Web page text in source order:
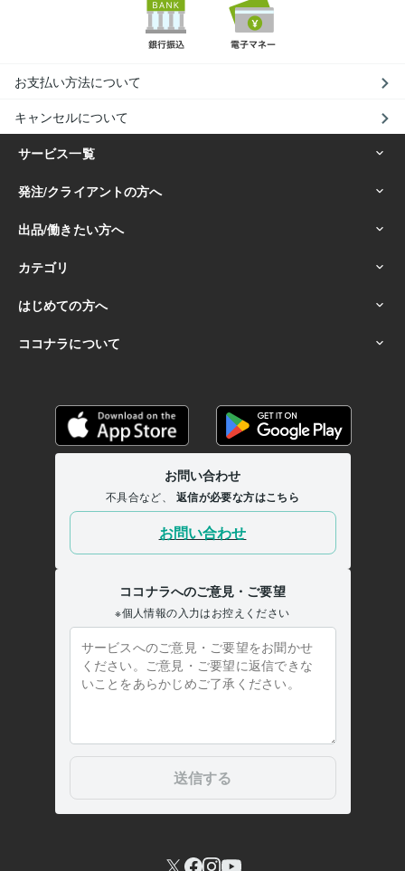
お支払い方法について
キャンセルについて